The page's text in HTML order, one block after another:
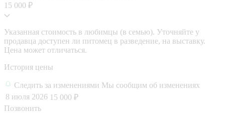
15 000 ₽
Указанная стоимость в любимцы (в семью). Уточняйте у
продавца доступен ли питомец в разведение, на выставку.
Цена может отличаться.
История цены
Следить за изменениями Мы сообщим об изменениях
8 июля 2026 15 000 ₽
Позвонить